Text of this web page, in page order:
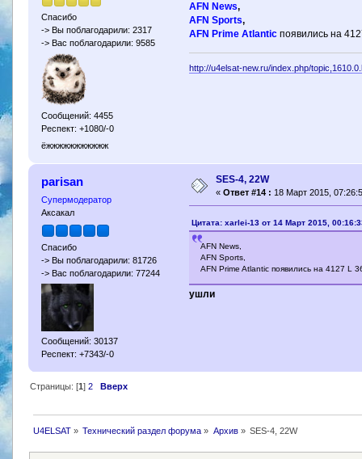
Спасибо
-> Вы поблагодарили: 2317
-> Вас поблагодарили: 9585
Сообщений: 4455
Респект: +1080/-0
ёжжжжжжжжжжж
AFN News,
AFN Sports,
AFN Prime Atlantic появились на
http://u4elsat-new.ru/index.php/
parisan
Супермодератор
Аксакал
Спасибо
-> Вы поблагодарили: 81726
-> Вас поблагодарили: 77244
Сообщений: 30137
Респект: +7343/-0
SES-4, 22W
« Ответ #14 : 18 Март 2015,
Цитата: xarlei-13 от 14 Март 2015,
AFN News,
AFN Sports,
AFN Prime Atlantic появились на 4127 L
ушли
Страницы: [1] 2 Вверх
U4ELSAT» Технический раздел форума » Архив» SES-4, 22W